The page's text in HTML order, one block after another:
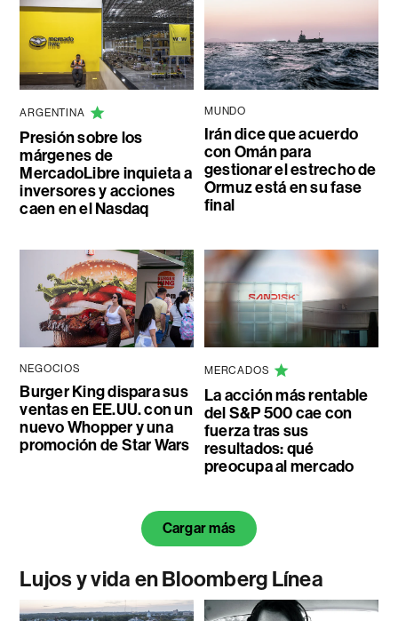
ARGENTINA
Presión sobre los
márgenes de
MercadoLibre inquieta a
inversores y acciones
caen en el Nasdaq
MUNDO
Irán dice que acuerdo
con Omán para
gestionar el estrecho de
Ormuz está en su fase
final
NEGOCIOS
Burger King dispara sus
ventas en EE.UU. con un
nuevo Whopper y una
promoción de Star Wars
MERCADOS
La acción más rentable
del S&P 500 cae con
fuerza tras sus
resultados: qué
preocupa al mercado
Cargar más
Lujos y vida en Bloomberg Línea